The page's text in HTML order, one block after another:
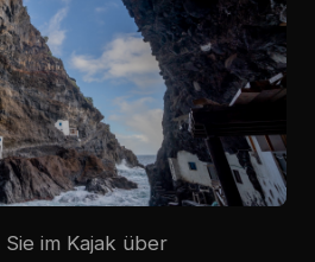
im Kajak über